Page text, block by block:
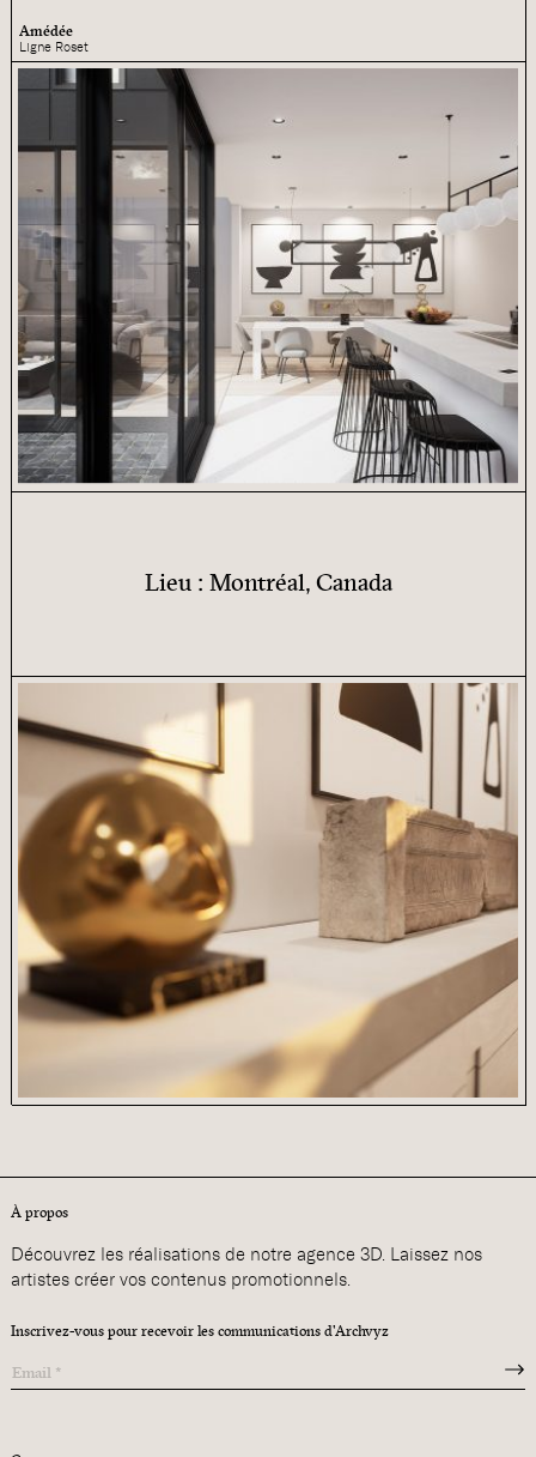
Amédée
Ligne Roset
Lieu : Montréal, Canada
À propos
Découvrez les réalisations de notre agence 3D. Laissez nos
artistes créer vos contenus promotionnels.
Inscrivez-vous pour recevoir les communications d'Archvyz